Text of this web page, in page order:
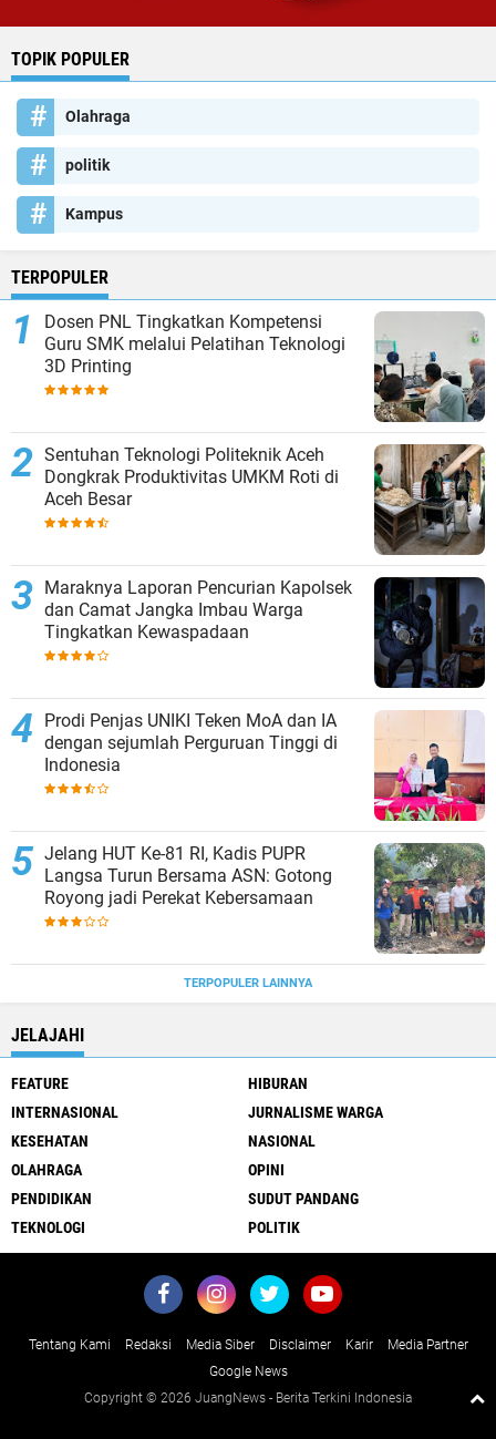
TOPIK POPULER
Olahraga
politik
Kampus
TERPOPULER
Dosen PNL Tingkatkan Kompetensi
Guru SMK melalui Pelatihan Teknologi
3D Printing
Sentuhan Teknologi Politeknik Aceh
Dongkrak Produktivitas UMKM Roti di
Aceh Besar
Maraknya Laporan Pencurian Kapolsek
dan Camat Jangka Imbau Warga
Tingkatkan Kewaspadaan
Prodi Penjas UNIKI Teken MoA dan IA
dengan sejumlah Perguruan Tinggi di
Indonesia
Jelang HUT Ke-81 RI, Kadis PUPR
Langsa Turun Bersama ASN: Gotong
Royong jadi Perekat Kebersamaan
TERPOPULER LAINNYA
JELAJAHI
FEATURE
HIBURAN
INTERNASIONAL
JURNALISME WARGA
KESEHATAN
NASIONAL
OLAHRAGA
OPINI
PENDIDIKAN
SUDUT PANDANG
TEKNOLOGI
POLITIK
Tentang Kami Redaksi Media Siber Disclaimer Karir
Media Partner
Google News
Copyright © 2026 JuangNews - Berita Terkini Indonesia